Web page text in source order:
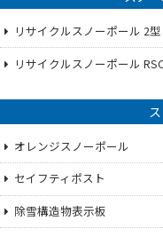
リサイクルスノーポール 2型
リサイクルスノーポール
オレンジスノーポール
セイフティポスト
除雪構造物表示板